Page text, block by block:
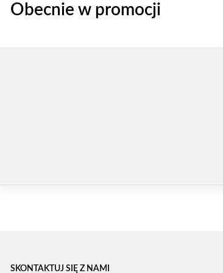
Obecnie w promocji
SKONTAKTUJ SIĘ Z NAMI